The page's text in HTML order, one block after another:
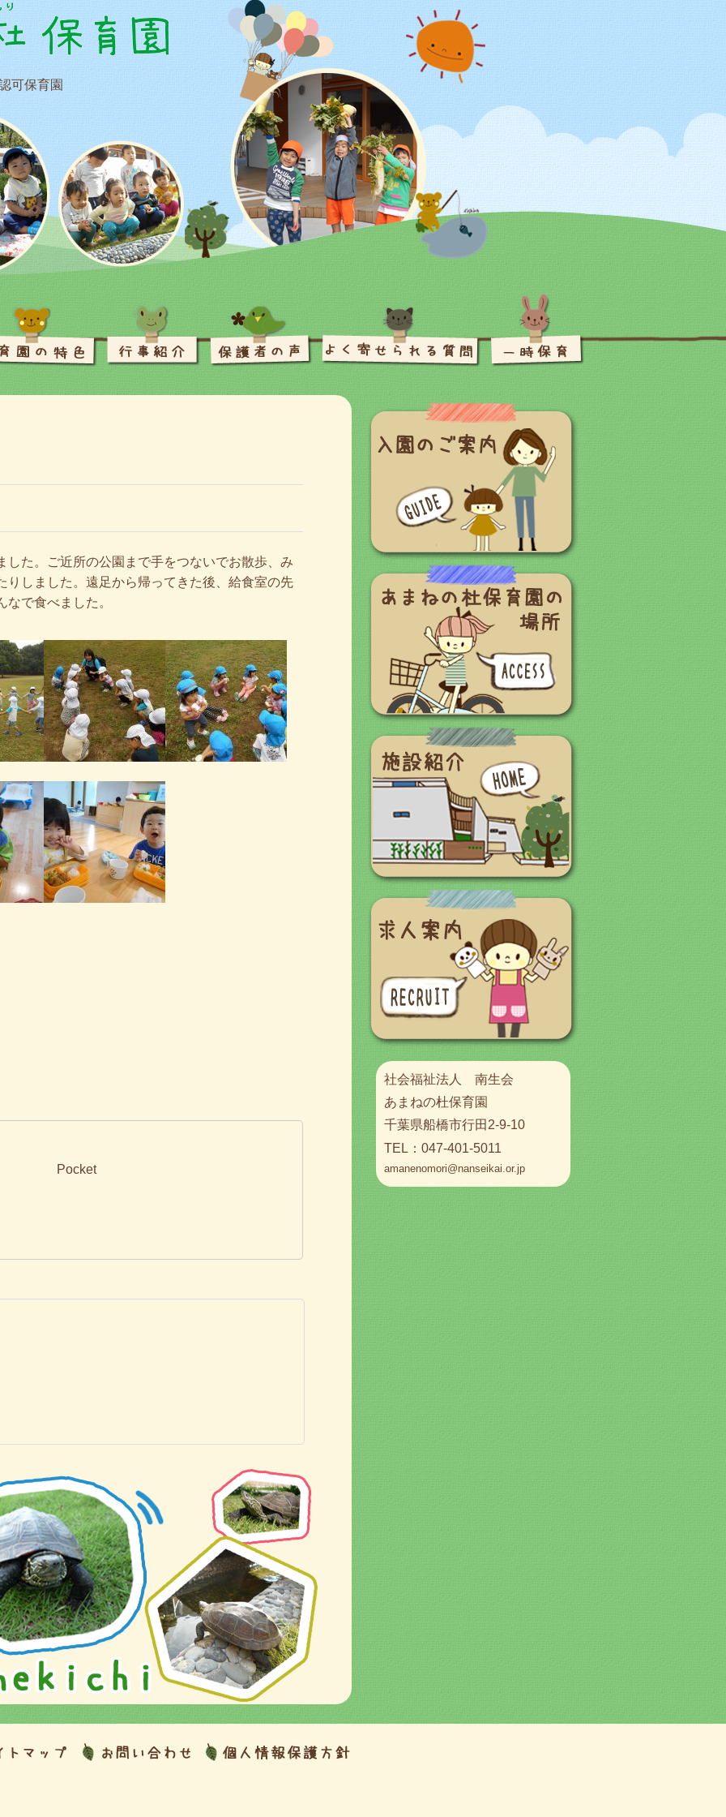
可保育園
した。ご近所の公園まで手をつないでお散歩、み
りしました。遠足から帰ってきた後、給食室の先
で食べました。
Pocket
社会福祉法人 南生会
あまねの杜保育園
千葉県船橋市行田2-9-10
TEL：047-401-5011
amanenomori@nanseikai.or.jp